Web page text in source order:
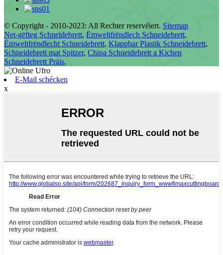
© Copyright - 2010-2023: All Rechter reservéiert. Sitemap
Net-gëfteg Schneidebrett, Ëmweltfrëndlech Schneidebrett,
Ëmweltfrëndlecht Schneidebrett, Klappbar Plastik Schneidebrett,
Schneidebrett mat Spitzer, China Schneidebrett a Kichen
Schneidebrett Präis,
E-Mail schécken
x